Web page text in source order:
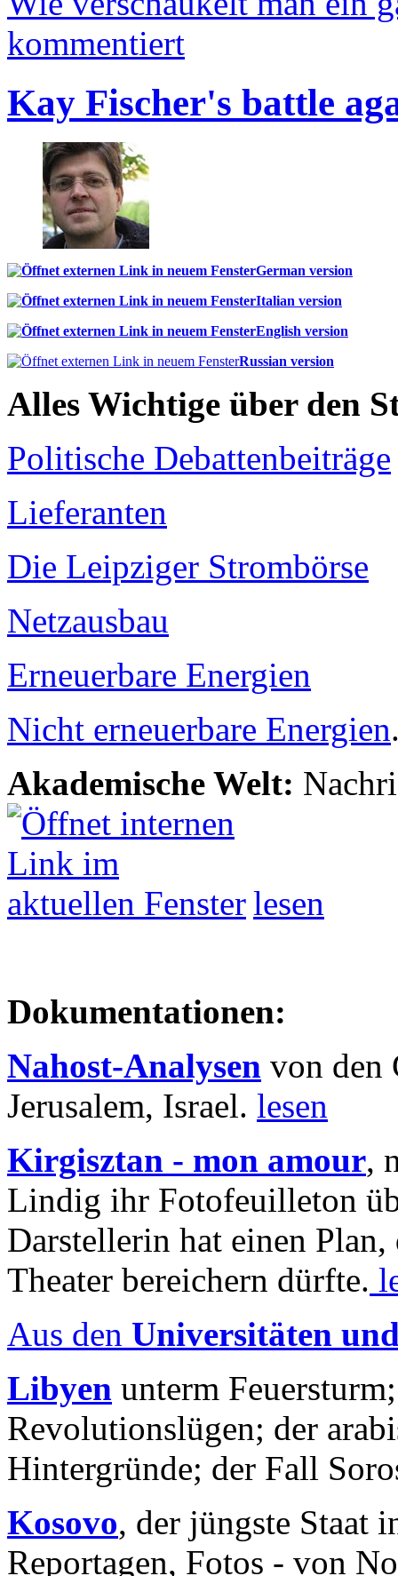
kommentiert
Kay Fischer's battle
German version
Italian version
English version
Russian version
Alles Wichtige über den
Politische Debattenbeiträge
Lieferanten
Die Leipziger Strombörse
Netzausbau
Erneuerbare Energien
Nicht erneuerbare Energien
Akademische Welt:
lesen
Dokumentationen:
Nahost-Analysen von den
Jerusalem, Israel. lesen
Kirgisztan - mon amour,
Lindig ihr Fotofeuilleton
Darstellerin hat einen Plan,
Theater bereichern dürfte.
Aus den Universitäten
Libyen unterm
Revolutionslügen; der
Hintergründe; der Fall
Kosovo, der jüngste Staat
Reportagen, Fotos - von